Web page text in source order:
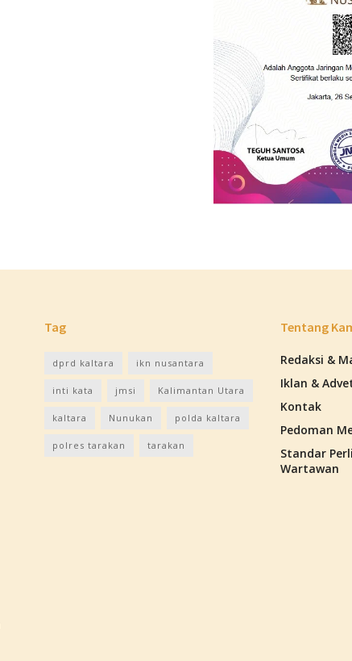
Tag
dprd kaltara ikn nusantara
inti kata jmsi Kalimantan Utara
kaltara Nunukan polda kaltara
polres tarakan tarakan
Tentang
Redaksi &
Iklan &
Kontak
Pedoman
Standar
Wartawan